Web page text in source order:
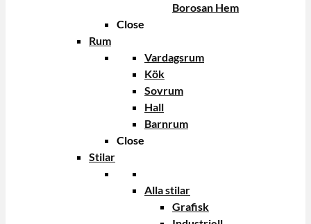
Borosan Hem
Close
Rum
Vardagsrum
Kök
Sovrum
Hall
Barnrum
Close
Stilar
Alla stilar
Grafisk